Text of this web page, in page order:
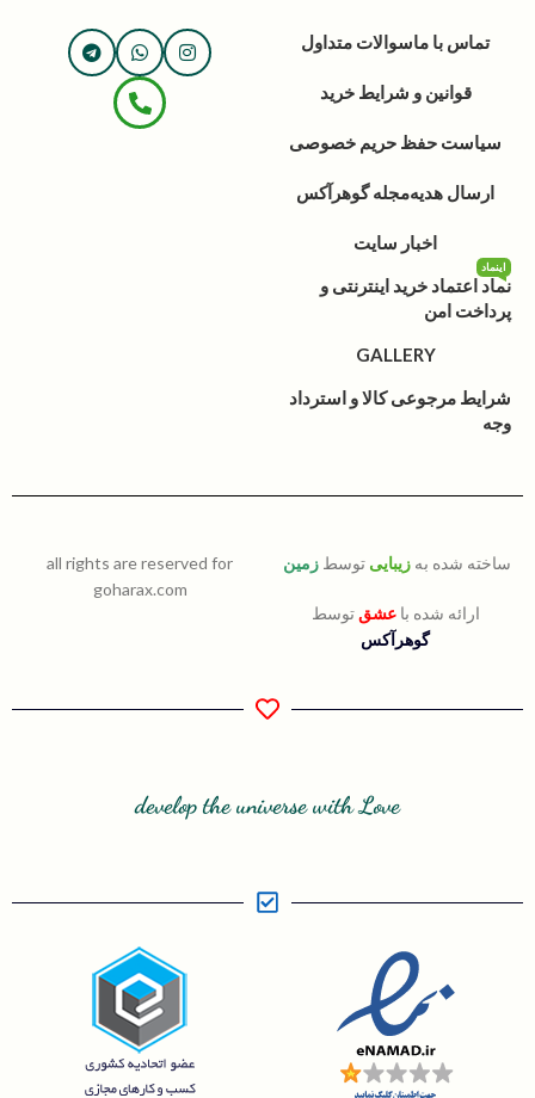
تماس با ماسوالات متداول
قوانین و شرایط خرید
سیاست حفظ حریم خصوصی
ارسال هدیهمجله گوهرآکس
اخبار سایت
نماد اعتماد خرید اینترنتی و
پرداخت امن
اینماد
GALLERY
شرایط مرجوعی کالا و استرداد
وجه
ساخته شده به زیبایی توسط زمین
ارائه شده باعشق توسط
گوهرآکس
all rights are reserved for
goharax.com
develop the universe with Love